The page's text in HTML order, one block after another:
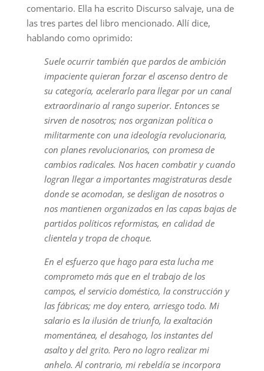
comentario. Ella ha escrito Discurso salvaje, una de
las tres partes del libro mencionado. Allí dice,
hablando como oprimido:
Suele ocurrir también que pardos de ambición
impaciente quieran forzar el ascenso dentro de
su categoría, acelerarlo para llegar por un canal
extraordinario al rango superior. Entonces se
sirven de nosotros; nos organizan política o
militarmente con una ideología revolucionaria,
con planes revolucionarios, con promesa de
cambios radicales. Nos hacen combatir y cuando
logran llegar a importantes magistraturas desde
donde se acomodan, se desligan de nosotros o
nos mantienen organizados en las capas bajas de
partidos políticos reformistas, en calidad de
clientela y tropa de choque.
En el esfuerzo que hago para esta lucha me
comprometo más que en el trabajo de los
campos, el servicio doméstico, la construcción y
las fábricas; me doy entero, arriesgo todo. Mi
salario es la ilusión de triunfo, la exaltación
momentánea, el desahogo, los instantes del
asalto y del grito. Pero no logro realizar mi
anhelo. Al contrario, mi rebeldía se incorpora